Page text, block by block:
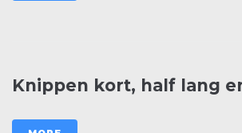
Knippen kort, half lang